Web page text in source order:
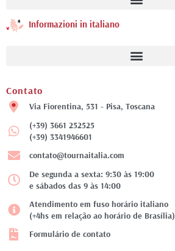
Informazioni in italiano
Contato
Via Fiorentina, 531 - Pisa, Toscana
(+39) 3661 252525
(+39) 3341946601
contato@tournaitalia.com
De segunda a sexta: 9:30 às 19:00
e sábados das 9 às 14:00
Atendimento em fuso horário italiano
(+4hs em relação ao horário de Brasília)
Formulário de contato